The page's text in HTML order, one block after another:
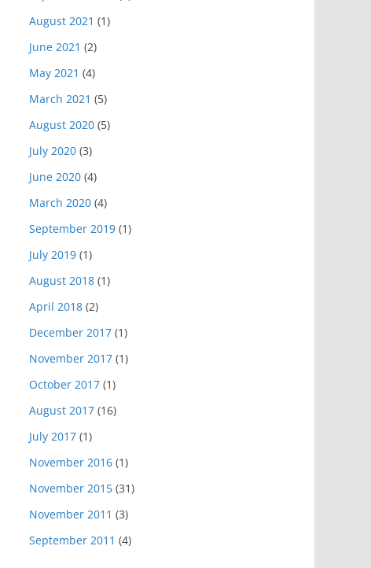
August 2021 (1)
June 2021 (2)
May 2021 (4)
March 2021 (5)
August 2020 (5)
July 2020 (3)
June 2020 (4)
March 2020 (4)
September 2019 (1)
July 2019 (1)
August 2018 (1)
April 2018 (2)
December 2017 (1)
November 2017 (1)
October 2017 (1)
August 2017 (16)
July 2017 (1)
November 2016 (1)
November 2015 (31)
November 2011 (3)
September 2011 (4)